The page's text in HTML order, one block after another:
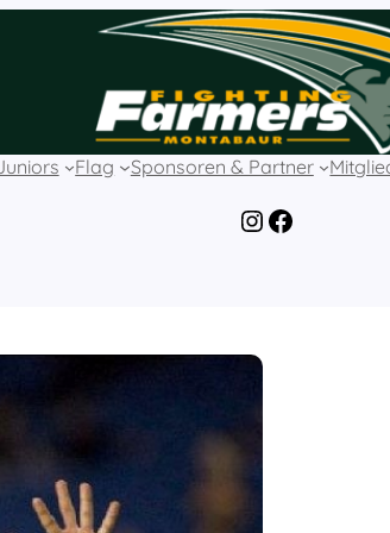
Flag Sponsoren & Partner
Instagram
Facebook